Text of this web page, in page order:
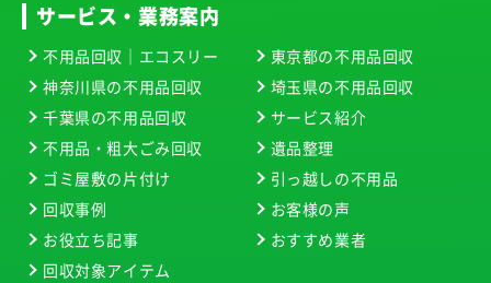
サービス・業務案内
不用品回収｜エコスリー
東京都の不用品回収
神奈川県の不用品回収
埼玉県の不用品回収
千葉県の不用品回収
サービス紹介
不用品・粗大ごみ回収
遺品整理
ゴミ屋敷の片付け
引っ越しの不用品
回収事例
お客様の声
お役立ち記事
おすすめ業者
回収対象アイテム